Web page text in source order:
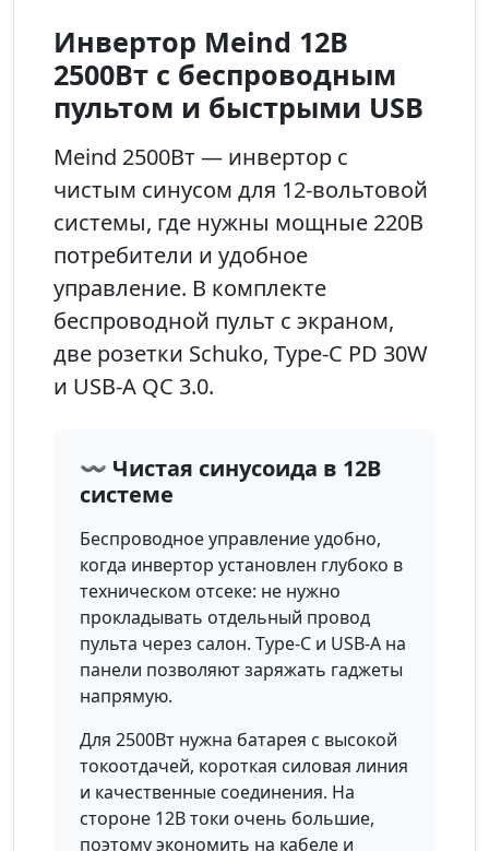
Инвертор Meind 12В
2500Вт с беспроводным
пультом и быстрыми USB
Meind 2500Вт — инвертор с
чистым синусом для 12-вольтовой
системы, где нужны мощные 220В
потребители и удобное
управление. В комплекте
беспроводной пульт с экраном,
две розетки Schuko, Type-C PD 30W
и USB-A QC 3.0.
〰️ Чистая синусоида в 12В
системе
Беспроводное управление удобно,
когда инвертор установлен глубоко в
техническом отсеке: не нужно
прокладывать отдельный провод
пульта через салон. Type-C и USB-A на
панели позволяют заряжать гаджеты
напрямую.
Для 2500Вт нужна батарея с высокой
токоотдачей, короткая силовая линия
и качественные соединения. На
стороне 12В токи очень большие,
поэтому экономить на кабеле и